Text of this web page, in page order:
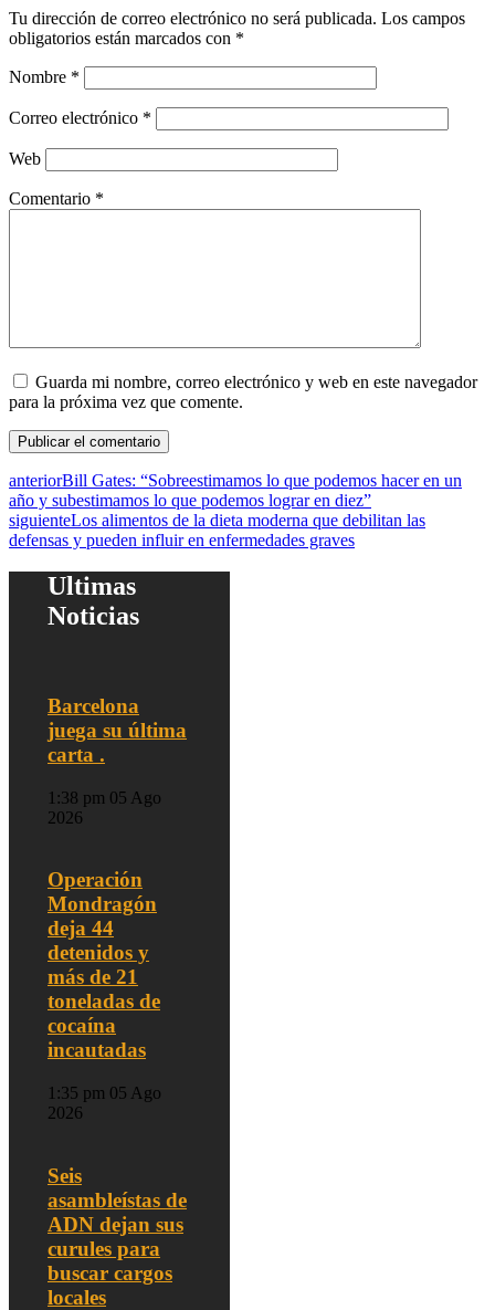
Tu dirección de correo electrónico no será publicada. Los campos
obligatorios están marcados con *
Nombre *
Correo electrónico *
Web
Comentario *
Guarda mi nombre, correo electrónico y web en este navegador
para la próxima vez que comente.
anteriorBill Gates: “Sobreestimamos lo que podemos hacer en un
año y subestimamos lo que podemos lograr en diez”
siguienteLos alimentos de la dieta moderna que debilitan las
defensas y pueden influir en enfermedades graves
Ultimas
Noticias
Barcelona
juega su última
carta .
1:38 pm 05 Ago
2026
Operación
Mondragón
deja 44
detenidos y
más de 21
toneladas de
cocaína
incautadas
1:35 pm 05 Ago
2026
Seis
asambleístas de
ADN dejan sus
curules para
buscar cargos
locales